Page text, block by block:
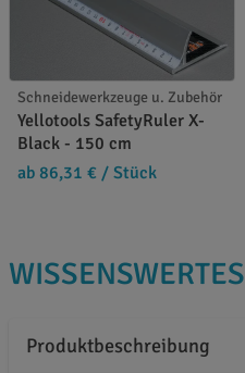
Schneidewerkzeuge u. Zubehör
Yellotools SafetyRuler X-
Black - 150 cm
ab 86,31 € / Stück
WISSENSWERTES
Produktbeschreibung